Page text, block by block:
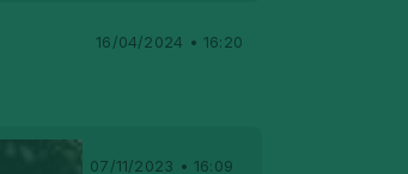
16/04/2024 • 16:20
07/11/2023 • 16:09